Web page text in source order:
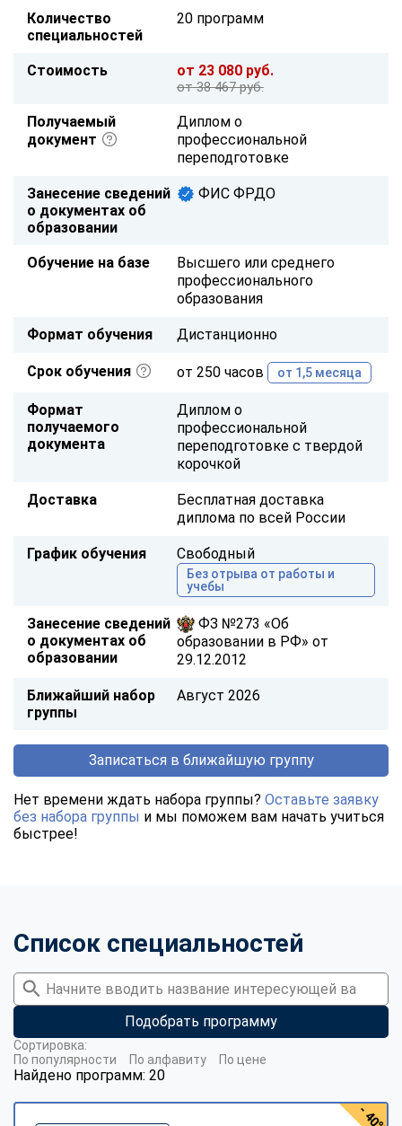
Количество
специальностей
20 программ
Стоимость от 23 080 руб.
от 38 467 руб.
Получаемый
документ
Диплом о
профессиональной
переподготовке
Занесение сведений
о документах об
образовании
ФИС ФРДО
Обучение на базе
Высшего или среднего
профессионального
образования
Формат обучения Дистанционно
Срок обучения от 250 часов от 1,5 месяца
Формат
получаемого
документа
Диплом о
профессиональной
переподготовке с твердой
корочкой
Доставка
Бесплатная доставка
диплома по всей России
График обучения Свободный
Без отрыва от работы и
учебы
Занесение сведений
о документах об
образовании
ФЗ №273 «Об
образовании в РФ» от
29.12.2012
Ближайший набор
группы
Август 2026
Записаться в ближайшую группу
Нет времени ждать набора группы? Оставьте заявку
без набора группы и мы поможем вам начать учиться
быстрее!
Список специальностей
Подобрать программу
Найдено программ: 20
Сортировка:
По популярности
По алфавиту По цене